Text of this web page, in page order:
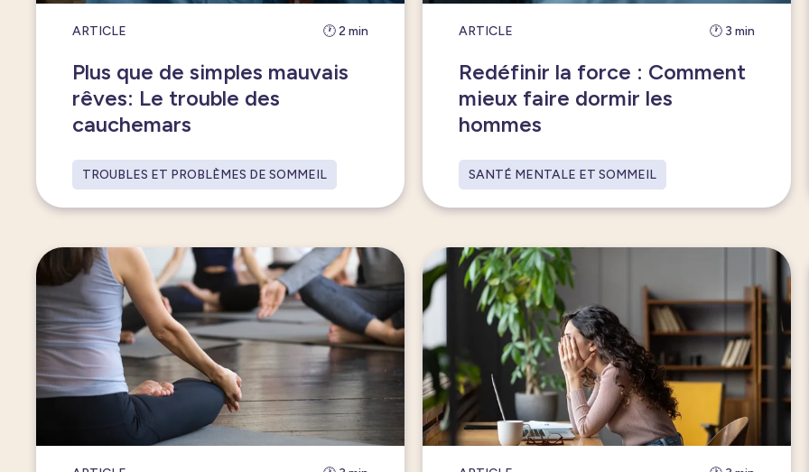
ARTICLE 🕐 2 min
Plus que de simples mauvais
rêves: Le trouble des
cauchemars
TROUBLES ET PROBLÈMES DE SOMMEIL
ARTICLE 🕐 3 min
Redéfinir la force : Comment
mieux faire dormir les
hommes
SANTÉ MENTALE ET SOMMEIL